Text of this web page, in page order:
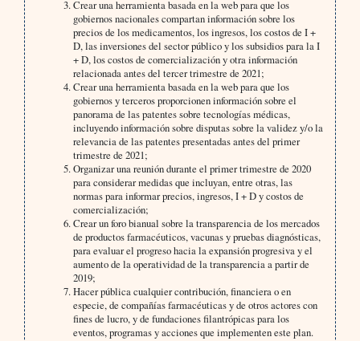
Crear una herramienta basada en la web para que los
gobiernos nacionales compartan información sobre los
precios de los medicamentos, los ingresos, los costos de I +
D, las inversiones del sector público y los subsidios para la I
+ D, los costos de comercialización y otra información
relacionada antes del tercer trimestre de 2021;
Crear una herramienta basada en la web para que los
gobiernos y terceros proporcionen información sobre el
panorama de las patentes sobre tecnologías médicas,
incluyendo información sobre disputas sobre la validez y/o la
relevancia de las patentes presentadas antes del primer
trimestre de 2021;
Organizar una reunión durante el primer trimestre de 2020
para considerar medidas que incluyan, entre otras, las
normas para informar precios, ingresos, I + D y costos de
comercialización;
Crear un foro bianual sobre la transparencia de los mercados
de productos farmacéuticos, vacunas y pruebas diagnósticas,
para evaluar el progreso hacia la expansión progresiva y el
aumento de la operatividad de la transparencia a partir de
2019;
Hacer pública cualquier contribución, financiera o en
especie, de compañías farmacéuticas y de otros actores con
fines de lucro, y de fundaciones filantrópicas para los
eventos, programas y acciones que implementen este plan.